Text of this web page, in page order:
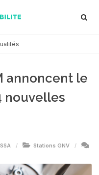
annoncent le
nouvelles
Stations GNV